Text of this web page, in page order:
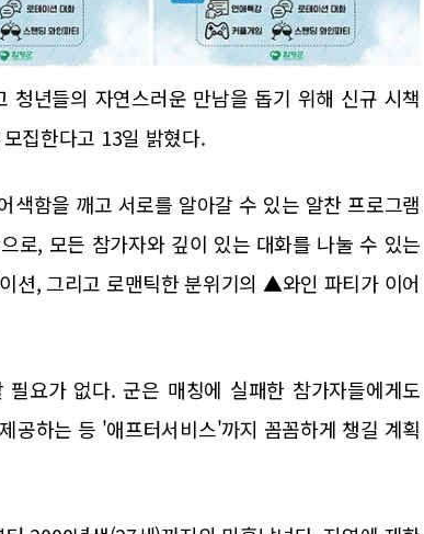
청년들의 자연스러운 만남을 돕기 위해 신규 시책
집한다고 13일 밝혔다.
색함을 깨고 서로를 알아갈 수 있는 알찬 프로그램
로, 모든 참가자와 깊이 있는 대화를 나눌 수 있는
, 그리고 로맨틱한 분위기의 ▲와인 파티가 이어
요가 없다. 군은 매칭에 실패한 참가자들에게도
공하는 등 '애프터서비스'까지 꼼꼼하게 챙길 계획